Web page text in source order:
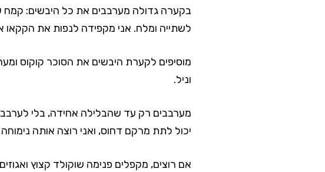
בקערה גדולה מערבבים את כל היבשים: קמח
לשתייה ומלח. אני מקפידה לנפות את הקקאו
מוסיפים לקערת היבשים את הסוכר קוקוס
וניל.
מערבבים רק עד שהבלילה אחידה, בלי לערבב
יכול לתת מרקם דחוס, ואני רוצה אותה
אם רוצים, מקפלים פנימה שוקולד קצוץ